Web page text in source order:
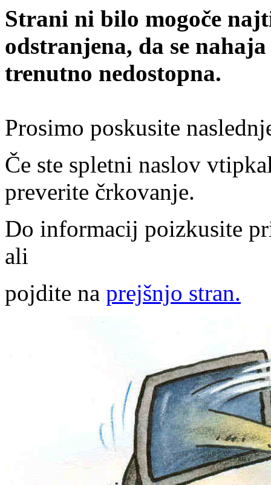
Strani ni bilo mogoče
odstranjena, da se
trenutno nedostopna.
Prosimo poskusite
Če ste spletni naslov
preverite črkovanje.
Do informacij poizkusite
ali
pojdite na prejšnjo stran.